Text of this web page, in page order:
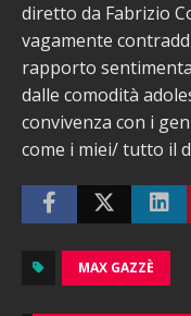
diretto da Fabrizio
vagamente
rapporto
dalle comodità
convivenza con i
come i miei/ tutto il
MAX GAZZÈ